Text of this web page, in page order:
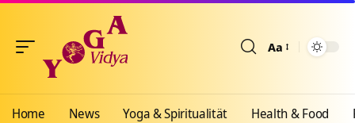
Aa
Home News Yoga & Spiritualität Health & Food